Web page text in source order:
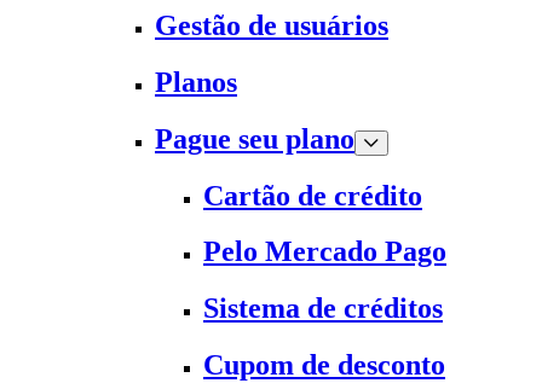
Gestão de usuários
Planos
Pague seu plano
Cartão de crédito
Pelo Mercado Pago
Sistema de créditos
Cupom de desconto